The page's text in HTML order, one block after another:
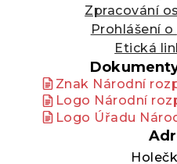
Zpracování
Prohlášení
Etická
Znak Národní
Logo Národní
Logo Úřadu